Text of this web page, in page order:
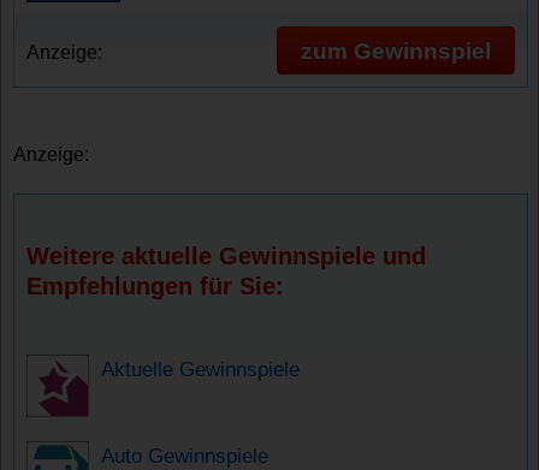
Anzeige: zum Gewinnspiel
Anzeige:
Weitere aktuelle Gewinnspiele und
Empfehlungen für Sie:
Aktuelle Gewinnspiele
Auto Gewinnspiele